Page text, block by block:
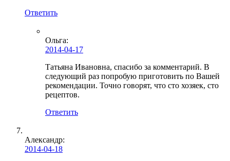
Ответить
Ольга:
2014-04-17
Татьяна Ивановна, спасибо за комментарий. В
следующий раз попробую приготовить по Вашей
рекомендации. Точно говорят, что сто хозяек, сто
рецептов.
Ответить
Александр:
2014-04-18